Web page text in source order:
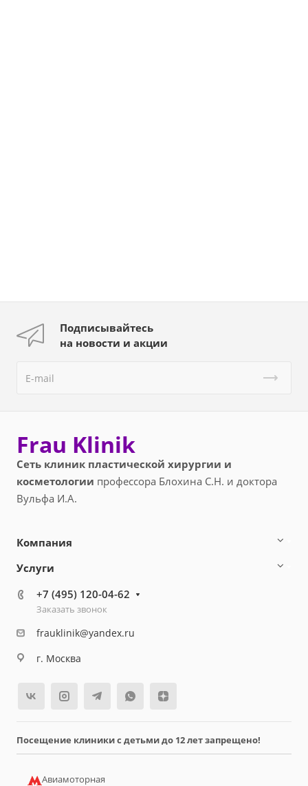
Подписывайтесь
на новости и акции
Frau Klinik
Сеть клиник пластической хирургии и
косметологии профессора Блохина С.Н. и доктора
Вульфа И.А.
Компания
Услуги
+7 (495) 120-04-62
Заказать звонок
frauklinik@yandex.ru
г. Москва
Посещение клиники с детьми до 12 лет запрещено!
Авиамоторная